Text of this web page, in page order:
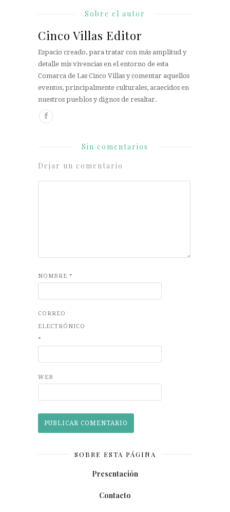
Sobre el autor
Cinco Villas Editor
Espacio creado, para tratar con más amplitud y
detalle mis vivencias en el entorno de esta
Comarca de Las Cinco Villas y comentar aquellos
eventos, principalmente culturales, acaecidos en
nuestros pueblos y dignos de resaltar.
Sin comentarios
Dejar un comentario
NOMBRE *
CORREO
ELECTRÓNICO
*
WEB
SOBRE ESTA PÁGINA
Presentación
Contacto